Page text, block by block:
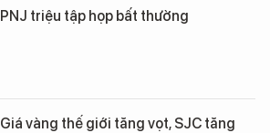
PNJ triệu tập họp bất thường
Giá vàng thế giới tăng vọt, SJC tăng